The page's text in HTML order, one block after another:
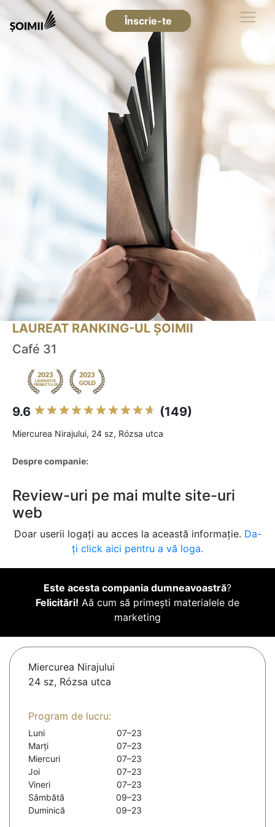
Înscrie-te
LAUREAT RANKING-UL ȘOIMII
Café 31
9.6 (149)
Miercurea Nirajului, 24 sz, Rózsa utca
Despre companie:
Review-uri pe mai multe site-uri
web
Doar userii logați au acces la această informație. Da-
ți click aici pentru a vă loga.
Este acesta compania dumneavoastră?
Felicitări! Aă cum să primești materialele de
marketing
Miercurea Nirajului
24 sz, Rózsa utca
Program de lucru:
Luni
07–23
Marți
07–23
Miercuri
07–23
Joi
07–23
Vineri
07–23
Sâmbătă
09–23
Duminică
09–23